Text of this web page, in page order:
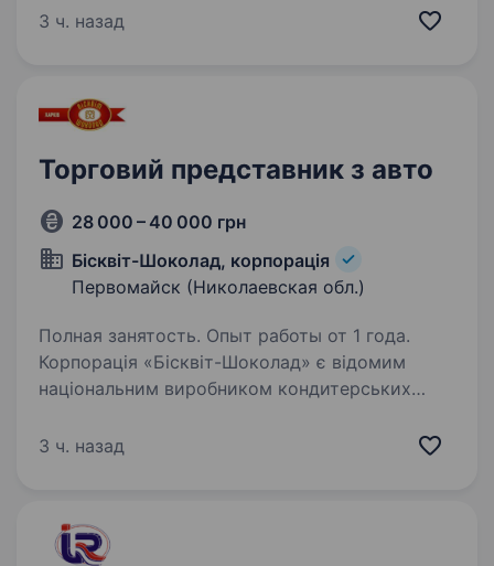
гігієни та професійного використання (ТМ
3 ч. назад
Торговий представник з авто
28 000 – 40 000 грн
Бісквіт-Шоколад, корпорація
Первомайск (Николаевская обл.)
Полная занятость. Опыт работы от 1 года.
Корпорація «Бісквіт-Шоколад» є відомим
національним виробником кондитерських
після початку повномасштабного вторгнення.
3 ч. назад